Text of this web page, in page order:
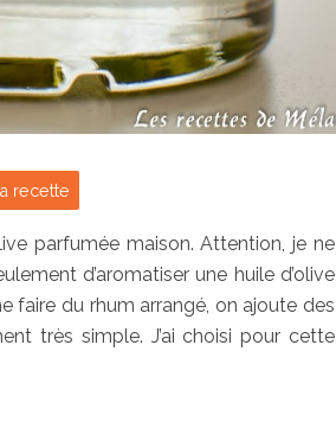
recette
parfumée maison. Attention, je ne
d’aromatiser une huile d’olive
faire du rhum arrangé, on ajoute des
très simple. J’ai choisi pour cette